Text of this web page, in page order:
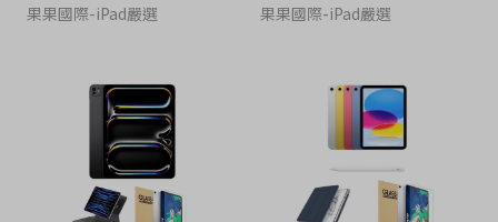
果果國際-iPad嚴選 果果國際-iPad嚴選